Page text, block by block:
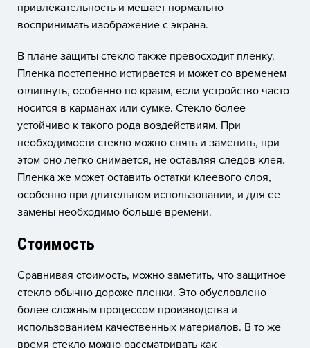
привлекательность и мешает нормально
воспринимать изображение с экрана.
В плане защиты стекло также превосходит пленку.
Пленка постепенно истирается и может со временем
отлипнуть, особенно по краям, если устройство часто
носится в карманах или сумке. Стекло более
устойчиво к такого рода воздействиям. При
необходимости стекло можно снять и заменить, при
этом оно легко снимается, не оставляя следов клея.
Пленка же может оставить остатки клеевого слоя,
особенно при длительном использовании, и для ее
замены необходимо больше времени.
Стоимость
Сравнивая стоимость, можно заметить, что защитное
стекло обычно дороже пленки. Это обусловлено
более сложным процессом производства и
использованием качественных материалов. В то же
время стекло можно рассматривать как